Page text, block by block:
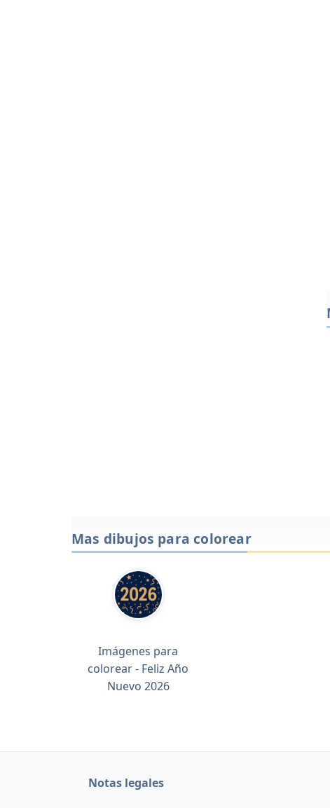
Mas dibujos para colorear
Imágenes para
colorear - Feliz Año
Nuevo 2026
Notas legales